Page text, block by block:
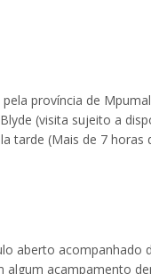
província de
(visita sujeito a
tarde (Mais de 7 horas
aberto acompanhado
algum acampamento